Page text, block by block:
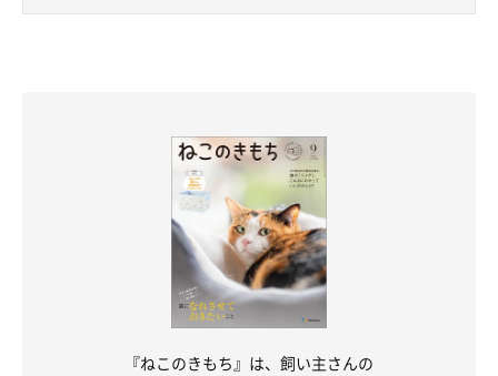
また、購入してくれたお客さんにかわいがってもらえるよう、本
当のペットのようにそれぞれの作品に「mint」「mon」などとい
った名前をつけているそう。
より愛着が湧きそうです♡『ねこのきもち』は、飼い主さんの